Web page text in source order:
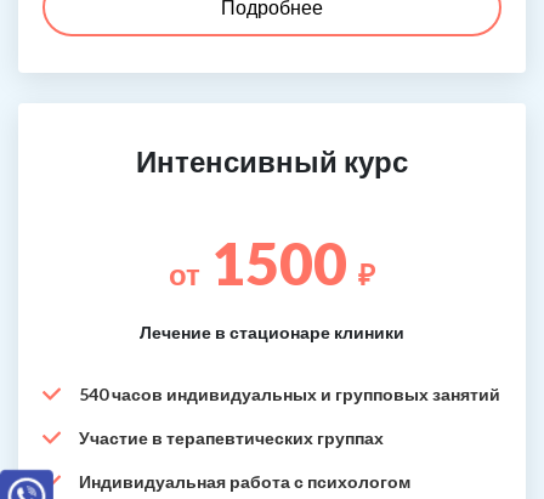
Подробнее
Интенсивный курс
от 1500 ₽
Лечение в стационаре клиники
540 часов индивидуальных и групповых занятий
Участие в терапевтических группах
Индивидуальная работа с психологом